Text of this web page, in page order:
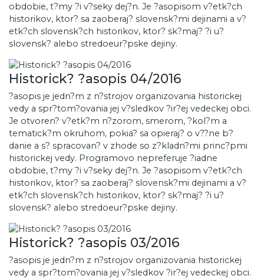
obdobie, t?my ?i v?seky dej?n. Je ?asopisom v?etk?ch
historikov, ktor? sa zaoberaj? slovensk?mi dejinami a v?
etk?ch slovensk?ch historikov, ktor? sk?maj? ?i u?
slovensk? alebo stredoeur?pske dejiny.
Historick? ?asopis 04/2016
?asopis je jedn?m z n?strojov organizovania historickej
vedy a spr?tom?ovania jej v?sledkov ?ir?ej vedeckej obci.
Je otvoren? v?etk?m n?zorom, smerom, ?kol?m a
tematick?m okruhom, pokia? sa opieraj? o v??ne b?
danie a s? spracovan? v zhode so z?kladn?mi princ?pmi
historickej vedy. Programovo nepreferuje ?iadne
obdobie, t?my ?i v?seky dej?n. Je ?asopisom v?etk?ch
historikov, ktor? sa zaoberaj? slovensk?mi dejinami a v?
etk?ch slovensk?ch historikov, ktor? sk?maj? ?i u?
slovensk? alebo stredoeur?pske dejiny.
Historick? ?asopis 03/2016
?asopis je jedn?m z n?strojov organizovania historickej
vedy a spr?tom?ovania jej v?sledkov ?ir?ej vedeckej obci.